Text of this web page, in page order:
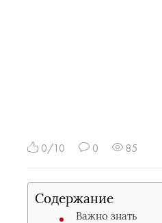
0/10 0 85
Содержание
Важно знать